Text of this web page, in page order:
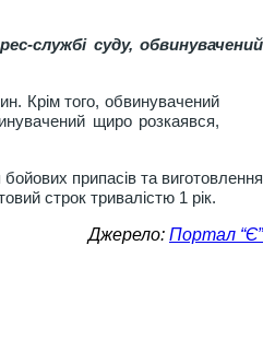
службі суду, обвинувачений
Крім того, обвинувачений
щиро розкаявся,
припасів та виготовлення
строк тривалістю 1 рік.
Джерело: Портал “Є”